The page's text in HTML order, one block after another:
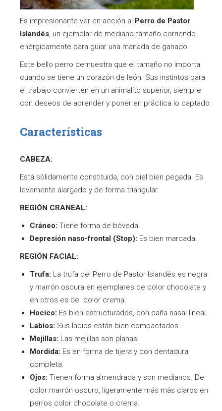
Es impresionante ver en acción al Perro de Pastor
Islandés, un ejemplar de mediano tamaño corriendo
enérgicamente para guiar una manada de ganado.
Este bello perro demuestra que el tamaño no importa
cuando se tiene un corazón de león. Sus instintos para
el trabajo convierten en un animalito superior, siempre
con deseos de aprender y poner en práctica lo captado.
Características
CABEZA:
Está sólidamente constituida, con piel bien pegada. Es
levemente alargado y de forma triangular.
REGIÓN CRANEAL:
Cráneo: Tiene forma de bóveda.
Depresión naso-frontal (Stop): Es bien marcada.
REGIÓN FACIAL:
Trufa: La trufa del Perro de Pastor Islandés es negra
y marrón oscura en ejemplares de color chocolate y
en otros es de color crema.
Hocico: Es bien estructurados, con caña nasal lineal.
Labios: Sus labios están bien compactados.
Mejillas: Las mejillas son planas.
Mordida: Es en forma de tijera y con dentadura
completa.
Ojos: Tienen forma almendrada y son medianos. De
color marrón oscuro, ligeramente más más claros en
perros color chocolate o crema.